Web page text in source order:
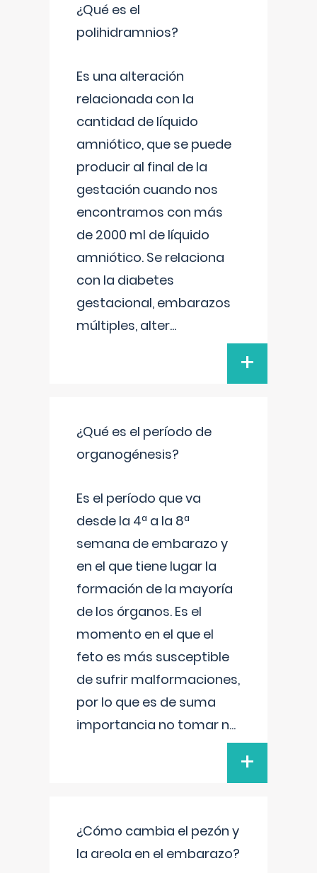
¿Qué es el
polihidramnios?
Es una alteración
relacionada con la
cantidad de líquido
amniótico, que se puede
producir al final de la
gestación cuando nos
encontramos con más
de 2000 ml de líquido
amniótico. Se relaciona
con la diabetes
gestacional, embarazos
múltiples, alter...
+
¿Qué es el período de
organogénesis?
Es el período que va
desde la 4ª a la 8ª
semana de embarazo y
en el que tiene lugar la
formación de la mayoría
de los órganos. Es el
momento en el que el
feto es más susceptible
de sufrir malformaciones,
por lo que es de suma
importancia no tomar n...
+
¿Cómo cambia el pezón y
la areola en el embarazo?